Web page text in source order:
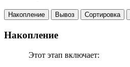
Накопление Вывоз Сортировка
Накопление
Этот этап включает: